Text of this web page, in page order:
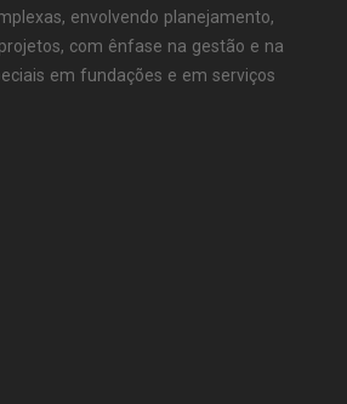
envolvendo planejamento,
com ênfase na gestão e na
em fundações e em serviços